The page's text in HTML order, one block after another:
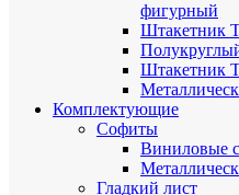
фигурный
Штакетник
Штакетник
Комплектующие
Cофиты
Виниловые
Гладкий лист